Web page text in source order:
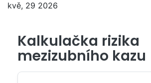
kvě, 29 2026
Kalkulačka rizika
mezizubního kazu